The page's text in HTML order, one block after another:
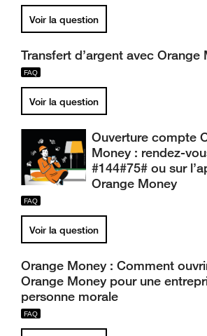
Voir la question
Transfert d’argent avec Orange
Voir la question
Ouverture compte
Money : rendez-
#144#75# ou sur
Orange Money
Voir la question
Orange Money : Comment
Orange Money pour une
personne morale